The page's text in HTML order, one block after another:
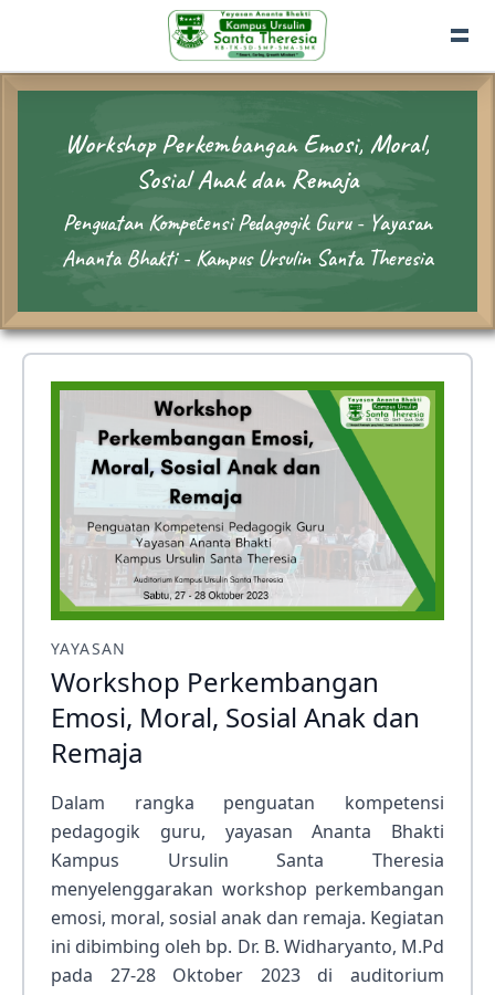
Workshop Perkembangan Emosi, Moral,
Sosial Anak dan Remaja
Penguatan Kompetensi Pedagogik Guru - Yayasan
Ananta Bhakti - Kampus Ursulin Santa Theresia
YAYASAN
Workshop Perkembangan
Emosi, Moral, Sosial Anak dan
Remaja
Dalam rangka penguatan kompetensi
pedagogik guru, yayasan Ananta Bhakti
Kampus Ursulin Santa Theresia
menyelenggarakan workshop perkembangan
emosi, moral, sosial anak dan remaja. Kegiatan
ini dibimbing oleh bp. Dr. B. Widharyanto, M.Pd
pada 27-28 Oktober 2023 di auditorium